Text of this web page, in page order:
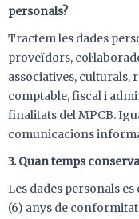
personals?
Tractem les dades
proveïdors,
associatives, culturals,
comptable, fiscal i
finalitats del MPCB.
comunicacions
3. Quan temps
Les dades personals
(6) anys de